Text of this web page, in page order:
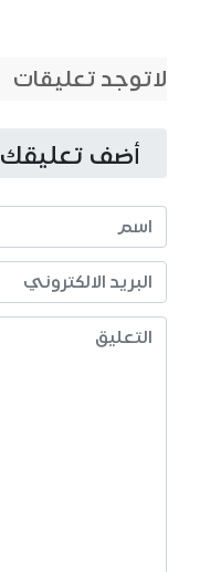
لاتوجد تعليقات
أضف تعليقك